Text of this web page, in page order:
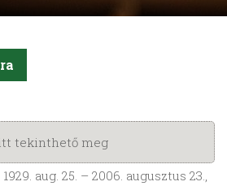
tekinthető meg
aug. 25. – 2006. augusztus 23.,